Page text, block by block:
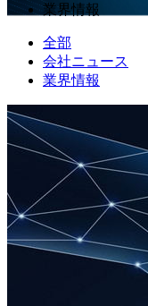
業界情報
全部
会社ニュース
業界情報